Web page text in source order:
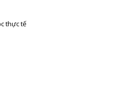
thực tế